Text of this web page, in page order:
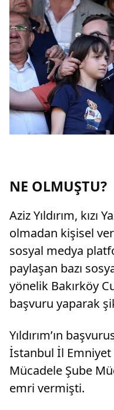
NE OLMUŞTU?
Aziz Yıldırım, kızı
olmadan kişisel
sosyal medya
paylaşan bazı
yönelik Bakırköy
başvuru yaparak
Yıldırım’ın
İstanbul İl
Mücadele Şube
emri vermişti.